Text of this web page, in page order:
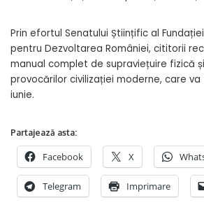
Prin efortul Senatului Științific al
pentru Dezvoltarea României, cititorii
manual complet de supraviețuire fizică
provocărilor civilizației moderne, care va
iunie.
Partajează asta:
Facebook X
Telegram Imprimare